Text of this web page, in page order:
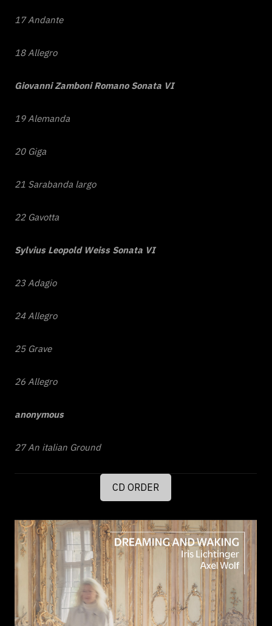
17 Andante
18 Allegro
Giovanni Zamboni Romano Sonata VI
19 Alemanda
20 Giga
21 Sarabanda largo
22 Gavotta
Sylvius Leopold Weiss Sonata VI
23 Adagio
24 Allegro
25 Grave
26 Allegro
anonymous
27 An italian Ground
CD ORDER